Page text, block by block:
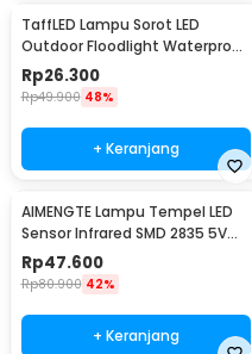
TaffLED Lampu Sorot LED
Outdoor Floodlight Waterproof
Cool White 50W - A8
Rp26.300
Rp49.900 48%
+ Keranjang
AIMENGTE Lampu Tempel LED
Sensor Infrared SMD 2835 5V
50cm - D2835
Rp47.600
Rp80.900 42%
+ Keranjang